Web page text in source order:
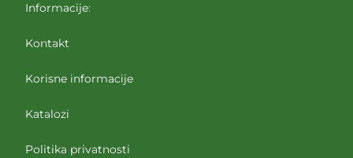
Informacije:
Kontakt
Korisne informacije
Katalozi
Politika privatnosti